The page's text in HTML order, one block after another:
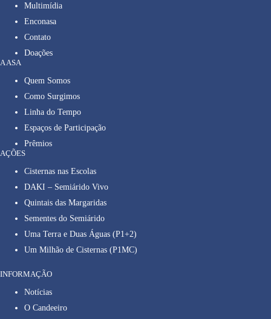
Multimídia
Enconasa
Contato
Doações
A ASA
Quem Somos
Como Surgimos
Linha do Tempo
Espaços de Participação
Prêmios
AÇÕES
Cisternas nas Escolas
DAKI – Semiárido Vivo
Quintais das Margaridas
Sementes do Semiárido
Uma Terra e Duas Águas (P1+2)
Um Milhão de Cisternas (P1MC)
INFORMAÇÃO
Notícias
O Candeeiro